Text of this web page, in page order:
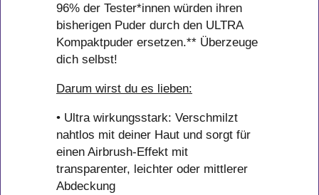
96% der Tester*innen würden ihren
bisherigen Puder durch den ULTRA
Kompaktpuder ersetzen.** Überzeuge
dich selbst!
Darum wirst du es lieben:
• Ultra wirkungsstark: Verschmilzt
nahtlos mit deiner Haut und sorgt für
einen Airbrush-Effekt mit
transparenter, leichter oder mittlerer
Abdeckung